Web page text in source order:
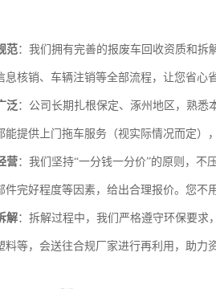
范：我们拥有完善的报废车回收资质和拆
核销、车辆注销等全部流程，让您省心省
泛：公司长期扎根保定、涿州地区，熟悉
能提供上门拖车服务（视实际情况而定）
营：我们坚持“一分钱一分价”的原则，
件完好程度等因素，给出合理报价。您不
解：拆解过程中，我们严格遵守环保要
等，会送往合规厂家进行再利用，助力